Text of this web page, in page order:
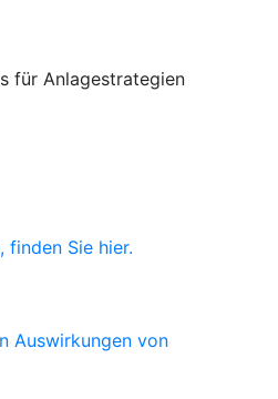
für Anlagestrategien
finden Sie hier.
Auswirkungen von